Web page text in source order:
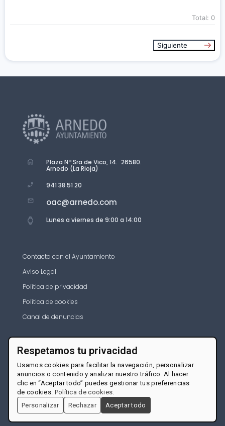
Total: 0
Siguiente
Plaza Nª Sra de Vico, 14. 26580.
Arnedo (La Rioja)
941 38 51 20
oac@arnedo.com
Lunes a viernes de 9:00 a 14:00
Contacta con el Ayuntamiento
Aviso Legal
Política de privacidad
Política de cookies
Canal de denuncias
Respetamos tu privacidad
Usamos cookies para facilitar la navegación, personalizar
anuncios o contenido y analizar nuestro tráfico. Al hacer
clic en “Aceptar todo” puedes gestionar tus preferencias
de cookies. Política de cookies.
Personalizar
Rechazar Aceptar todo